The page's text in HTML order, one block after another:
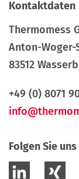
Kontaktdaten
Thermomess
Anton-Woger-
83512
+49 (0) 8071
Folgen Sie uns